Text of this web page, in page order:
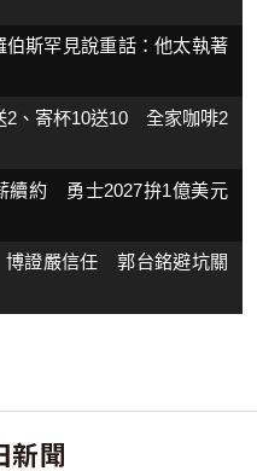
斯罕見說重話：他太執著
2、寄杯10送10 全家咖啡2
續約 勇士2027拚1億美元
博證嚴信任 郭台銘避坑關